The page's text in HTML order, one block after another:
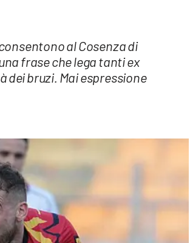
al Cosenza di
frase che lega tanti ex
dei bruzi. Mai espressione